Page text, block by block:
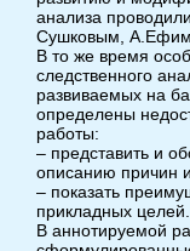
анализа
Сушковым,
В то же время
следственного
развиваемых на
определены
работы:
– представить и
описанию причин
– показать
прикладных целей.
В аннотируемой